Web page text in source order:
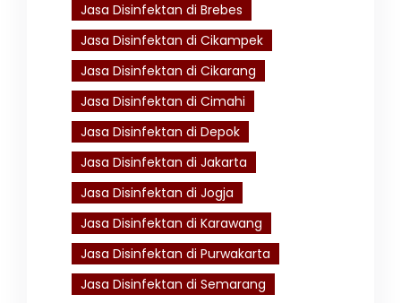
Jasa Disinfektan di Brebes
Jasa Disinfektan di Cikampek
Jasa Disinfektan di Cikarang
Jasa Disinfektan di Cimahi
Jasa Disinfektan di Depok
Jasa Disinfektan di Jakarta
Jasa Disinfektan di Jogja
Jasa Disinfektan di Karawang
Jasa Disinfektan di Purwakarta
Jasa Disinfektan di Semarang